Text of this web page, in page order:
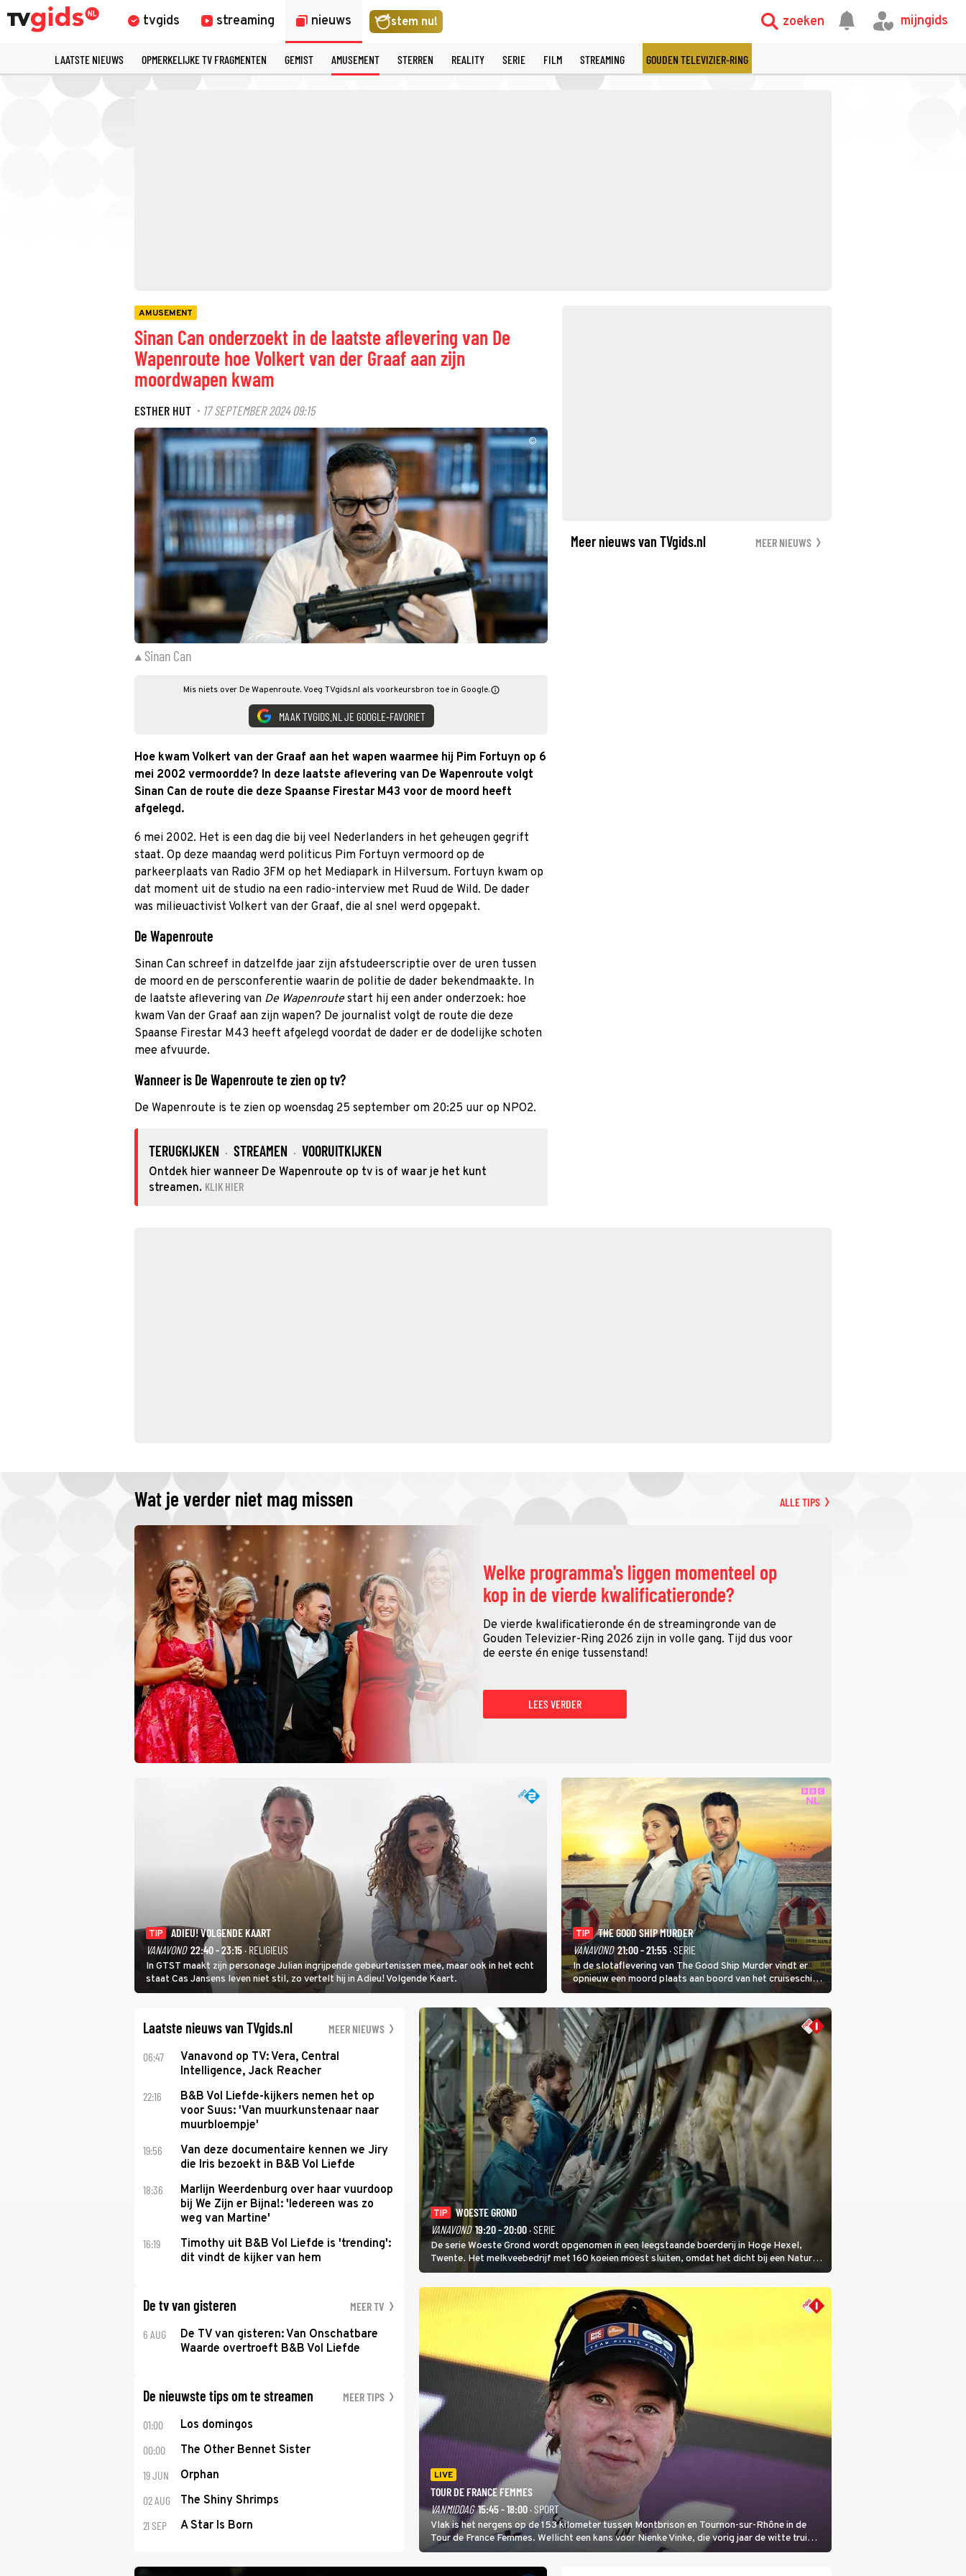
tvgids streaming nieuws stem nu! zoeken mijngids
LAATSTE NIEUWS OPMERKELIJKE TV FRAGMENTEN GEMIST AMUSEMENT STERREN REALITY SERIE FILM STREAMING GOUDEN TELEVIZIER-RING
AMUSEMENT
Sinan Can onderzoekt in de laatste aflevering van De
Wapenroute hoe Volkert van der Graaf aan zijn
moordwapen kwam
ESTHER HUT · 17 SEPTEMBER 2024 09:15
©
Sinan Can
Mis niets over De Wapenroute. Voeg TVgids.nl als voorkeursbron toe in Google.
MAAK TVGIDS.NL JE GOOGLE-FAVORIET
Hoe kwam Volkert van der Graaf aan het wapen waarmee hij Pim Fortuyn op 6
mei 2002 vermoordde? In deze laatste aflevering van De Wapenroute volgt
Sinan Can de route die deze Spaanse Firestar M43 voor de moord heeft
afgelegd.
6 mei 2002. Het is een dag die bij veel Nederlanders in het geheugen gegrift
staat. Op deze maandag werd politicus Pim Fortuyn vermoord op de
parkeerplaats van Radio 3FM op het Mediapark in Hilversum. Fortuyn kwam op
dat moment uit de studio na een radio-interview met Ruud de Wild. De dader
was milieuactivist Volkert van der Graaf, die al snel werd opgepakt.
De Wapenroute
Sinan Can schreef in datzelfde jaar zijn afstudeerscriptie over de uren tussen
de moord en de persconferentie waarin de politie de dader bekendmaakte. In
de laatste aflevering van De Wapenroutestart hij een ander onderzoek: hoe
kwam Van der Graaf aan zijn wapen? De journalist volgt de route die deze
Spaanse Firestar M43 heeft afgelegd voordat de dader er de dodelijke schoten
mee afvuurde.
Wanneer is De Wapenroute te zien op tv?
De Wapenroute is te zien op woensdag 25 september om 20:25 uur op NPO2.
TERUGKIJKEN · STREAMEN · VOORUITKIJKEN
Ontdek hier wanneer De Wapenroute op tv is of waar je het kunt
streamen. KLIK HIER
Meer nieuws van TVgids.nl MEER NIEUWS
Wat je verder niet mag missen ALLE TIPS
Welke programma's liggen momenteel op
kop in de vierde kwalificatieronde?
De vierde kwalificatieronde én de streamingronde van de
Gouden Televizier-Ring 2026 zijn in volle gang. Tijd dus voor
de eerste én enige tussenstand!
LEES VERDER
TIP
ADIEU! VOLGENDE KAART
VANAVOND 22:40 - 23:15· RELIGIEUS
In GTST maakt zijn personage Julian ingrijpende gebeurtenissen mee, maar ook in het echt
staat Cas Jansens leven niet stil, zo vertelt hij in Adieu! Volgende Kaart.
TIP
THE GOOD SHIP MURDER
VANAVOND 21:00 - 21:55· SERIE
In de slotaflevering van The Good Ship Murder vindt er
opnieuw een moord plaats aan boord van het cruiseschip,
waarbij dit keer een bemanningslid het slachtoffer is en
kapitein Marlowe de dader lijkt te zijn.
Laatste nieuws van TVgids.nl MEER NIEUWS
06:47
Vanavond op TV: Vera, Central
Intelligence, Jack Reacher
22:16
B&B Vol Liefde-kijkers nemen het op
voor Suus: 'Van muurkunstenaar naar
muurbloempje'
19:56
Van deze documentaire kennen we Jiry
die Iris bezoekt in B&B Vol Liefde
18:36
Marlijn Weerdenburg over haar vuurdoop
bij We Zijn er Bijna!: 'Iedereen was zo
weg van Martine'
16:19
Timothy uit B&B Vol Liefde is 'trending':
dit vindt de kijker van hem
De tv van gisteren MEER TV
6 AUG
De TV van gisteren: Van Onschatbare
Waarde overtroeft B&B Vol Liefde
De nieuwste tips om te streamen MEER TIPS
01:00 Los domingos
00:00 The Other Bennet Sister
19 JUN Orphan
02 AUG The Shiny Shrimps
21 SEP A Star Is Born
TIP
WOESTE GROND
VANAVOND 19:20 - 20:00· SERIE
De serie Woeste Grond wordt opgenomen in een leegstaande boerderij in Hoge Hexel,
Twente. Het melkveebedrijf met 160 koeien moest sluiten, omdat het dicht bij een Natura
2000-gebied ligt. In de serie heerst er een gevaarlijke veeziekte.
LIVE
TOUR DE FRANCE FEMMES
VANMIDDAG 15:45 - 18:00 · SPORT
Vlak is het nergens op de 153 kilometer tussen Montbrison en Tournon-sur-Rhône in de
Tour de France Femmes. Wellicht een kans voor Nienke Vinke, die vorig jaar de witte trui
won.